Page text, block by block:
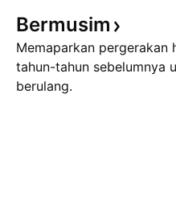
Bermusim
Memaparkan pergerakan
tahun-tahun sebelumnya
berulang.